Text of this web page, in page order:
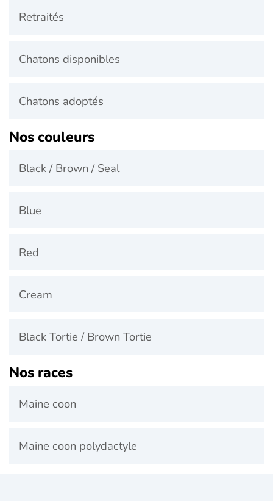
Retraités
Chatons disponibles
Chatons adoptés
Nos couleurs
Black / Brown / Seal
Blue
Red
Cream
Black Tortie / Brown Tortie
Nos races
Maine coon
Maine coon polydactyle